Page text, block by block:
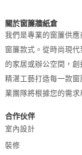
關於窗簾牆紙倉
我們是專業的窗簾供
窗簾款式。從時尚現
的家居或辦公空間，
精湛工藝打造每一款
業團隊將根據您的需
合作伙伴
室內設計
裝修